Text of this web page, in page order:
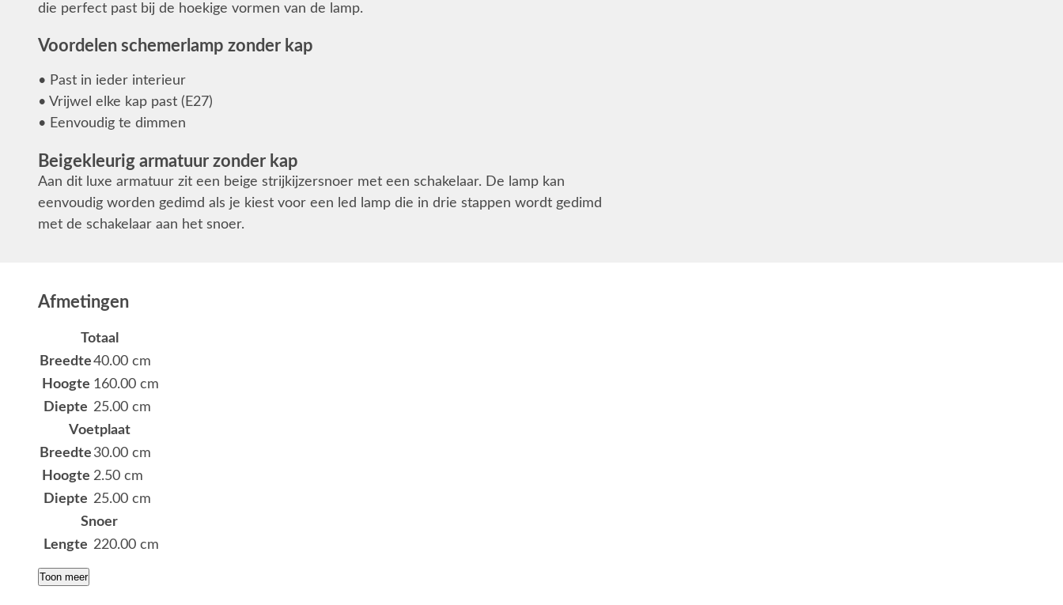
die perfect past bij de hoekige vormen van de lamp.
Voordelen schemerlamp zonder kap
• Past in ieder interieur
• Vrijwel elke kap past (E27)
• Eenvoudig te dimmen
Beigekleurig armatuur zonder kap
Aan dit luxe armatuur zit een beige strijkijzersnoer met een schakelaar. De lamp kan
eenvoudig worden gedimd als je kiest voor een led lamp die in drie stappen wordt gedimd
met de schakelaar aan het snoer.
Afmetingen
Totaal
Breedte40.00 cm
Hoogte 160.00 cm
Diepte 25.00 cm
Voetplaat
Breedte 30.00 cm
Hoogte 2.50 cm
Diepte 25.00 cm
Snoer
Lengte 220.00 cm
Toon meer